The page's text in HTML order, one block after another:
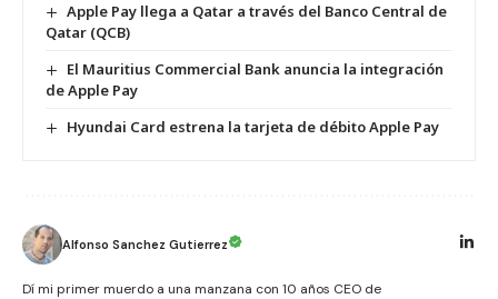
Apple Pay llega a Qatar a través del Banco Central de
Qatar (QCB)
El Mauritius Commercial Bank anuncia la integración
de Apple Pay
Hyundai Card estrena la tarjeta de débito Apple Pay
Alfonso Sanchez Gutierrez
Dí mi primer muerdo a una manzana con 10 años CEO de